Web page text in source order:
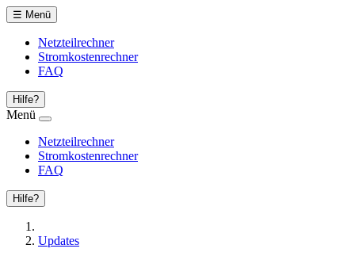
☰ Menü
Netzteilrechner
Stromkostenrechner
FAQ
Hilfe?
Menü
Netzteilrechner
Stromkostenrechner
FAQ
Hilfe?
Updates